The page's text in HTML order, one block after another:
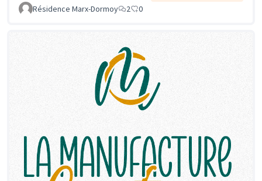
Résidence Marx-Dormoy
2 0